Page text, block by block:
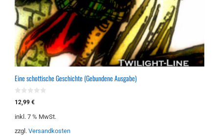
Eine schottische Geschichte (Gebundene Ausgabe)
0
v
n
12,99 €
inkl. 7 % MwSt.
zzgl. Versandkosten